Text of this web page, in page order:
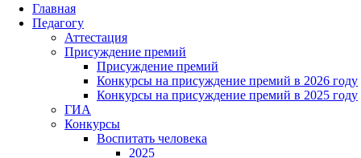
Главная
Педагогу
Аттестация
Присуждение премий
Присуждение премий
Конкурсы на присуждение премий в 2026 году
Конкурсы на присуждение премий в 2025 году
ГИА
Конкурсы
Воспитать человека
2025